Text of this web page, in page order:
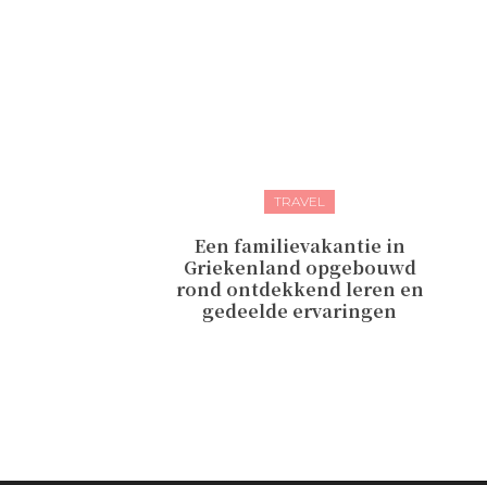
TRAVEL
Een familievakantie in
Griekenland opgebouwd
rond ontdekkend leren en
gedeelde ervaringen